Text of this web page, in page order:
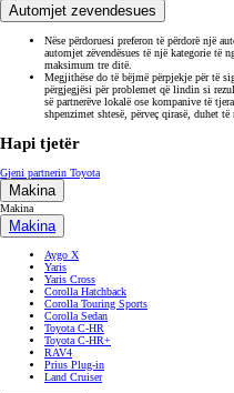
Automjet zevendesues
Nëse përdoruesi preferon të përdorë një
automjet zëvendësues të një kategorie të
maksimum tre ditë.
Megjithëse do të bëjmë përpjekje për të
përgjegjësi për problemet që lindin si
së partnerëve lokalë ose kompanive të
shpenzimet shtesë, përveç qirasë, duhet
Hapi tjetër
Gjeni partnerin Toyota
Makina
Makina
Makina
Aygo X
Yaris
Yaris Cross
Corolla Hatchback
Corolla Touring Sports
Corolla Sedan
Toyota C-HR
Toyota C-HR+
RAV4
Prius Plug-in
Land Cruiser